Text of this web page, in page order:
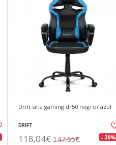
Drift silla gaming dr50 negro/ azul
DRIFT
118,04€ 147,55€ - 20%